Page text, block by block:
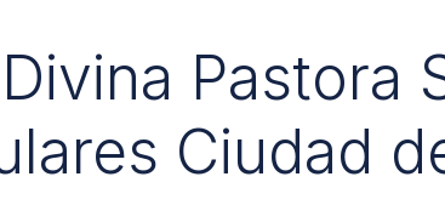
Pastora
Ciudad